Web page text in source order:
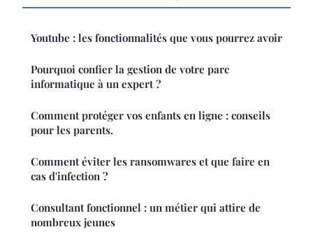
Youtube : les fonctionnalités que vous pourrez avoir
Pourquoi confier la gestion de votre parc
informatique à un expert ?
Comment protéger vos enfants en ligne : conseils
pour les parents.
Comment éviter les ransomwares et que faire en
cas d'infection ?
Consultant fonctionnel : un métier qui attire de
nombreux jeunes